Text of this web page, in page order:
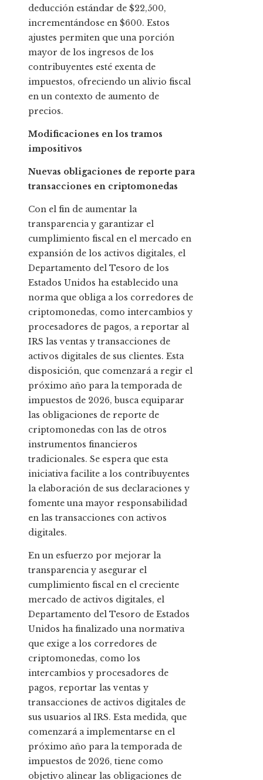
deducción estándar de $22,500,
incrementándose en $600. Estos
ajustes permiten que una porción
mayor de los ingresos de los
contribuyentes esté exenta de
impuestos, ofreciendo un alivio fiscal
en un contexto de aumento de
precios.
Modificaciones en los tramos
impositivos
Nuevas obligaciones de reporte para
transacciones en criptomonedas
Con el fin de aumentar la
transparencia y garantizar el
cumplimiento fiscal en el mercado en
expansión de los activos digitales, el
Departamento del Tesoro de los
Estados Unidos ha establecido una
norma que obliga a los corredores de
criptomonedas, como intercambios y
procesadores de pagos, a reportar al
IRS las ventas y transacciones de
activos digitales de sus clientes. Esta
disposición, que comenzará a regir el
próximo año para la temporada de
impuestos de 2026, busca equiparar
las obligaciones de reporte de
criptomonedas con las de otros
instrumentos financieros
tradicionales. Se espera que esta
iniciativa facilite a los contribuyentes
la elaboración de sus declaraciones y
fomente una mayor responsabilidad
en las transacciones con activos
digitales.
En un esfuerzo por mejorar la
transparencia y asegurar el
cumplimiento fiscal en el creciente
mercado de activos digitales, el
Departamento del Tesoro de Estados
Unidos ha finalizado una normativa
que exige a los corredores de
criptomonedas, como los
intercambios y procesadores de
pagos, reportar las ventas y
transacciones de activos digitales de
sus usuarios al IRS. Esta medida, que
comenzará a implementarse en el
próximo año para la temporada de
impuestos de 2026, tiene como
objetivo alinear las obligaciones de